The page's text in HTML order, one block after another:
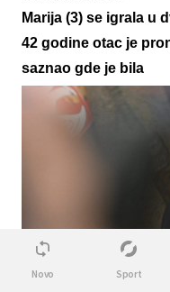
Marija (3) se igrala u
42 godine otac je
saznao gde je bila
Novo Sport